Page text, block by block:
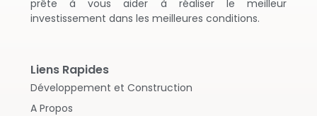
prête à vous aider à réaliser le meilleur
investissement dans les meilleures conditions.
Liens Rapides
Développement et Construction
A Propos